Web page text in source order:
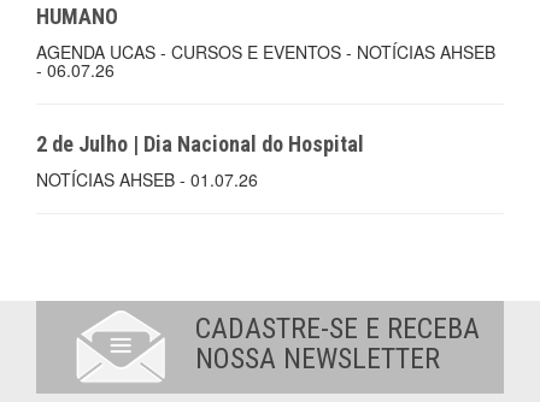
HUMANO
AGENDA UCAS - CURSOS E EVENTOS - NOTÍCIAS AHSEB
- 06.07.26
2 de Julho | Dia Nacional do Hospital
NOTÍCIAS AHSEB - 01.07.26
CADASTRE-SE E RECEBA
NOSSA NEWSLETTER